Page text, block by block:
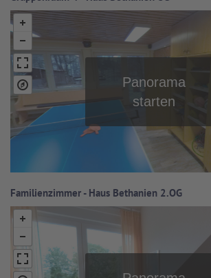
Familienzimmer - Haus Bethanien 2.OG